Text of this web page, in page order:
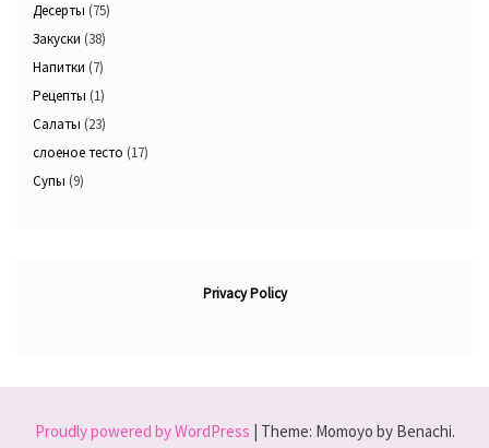
Десерты (75)
Закуски (38)
Напитки (7)
Рецепты (1)
Салаты (23)
слоеное тесто (17)
Супы (9)
Privacy Policy
Proudly powered by WordPress Theme: Momoyo by Benachi.